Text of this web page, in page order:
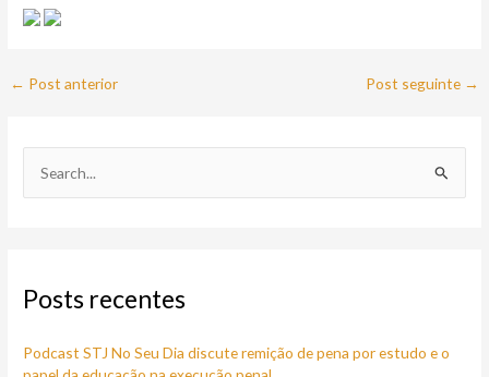
← Post anterior Post seguinte →
u
s
Posts recentes
Podcast STJ No Seu Dia discute remição de pena por estudo e o